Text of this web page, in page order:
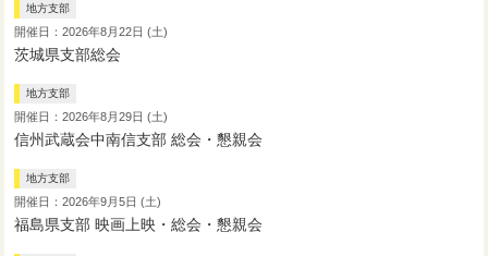
地方支部
開催日：2026年8月22日 (土)
茨城県支部総会
地方支部
開催日：2026年8月29日 (土)
信州武蔵会中南信支部 総会・懇親会
地方支部
開催日：2026年9月5日 (土)
福島県支部 映画上映・総会・懇親会